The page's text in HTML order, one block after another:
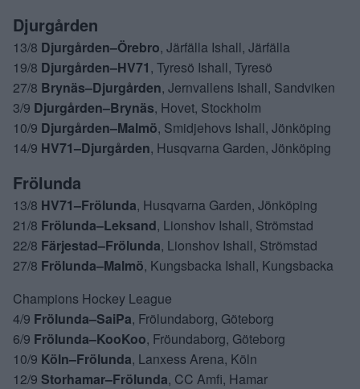
Djurgården
13/8 Djurgården–Örebro, Järfälla Ishall, Järfälla
19/8 Djurgården–HV71, Tyresö Ishall, Tyresö
27/8 Brynäs–Djurgården, Jernvallens Ishall, Sandviken
3/9 Djurgården–Brynäs, Hovet, Stockholm
10/9 Djurgården–Malmö, Smidjehovs Ishall, Jönköping
14/9 HV71–Djurgården, Husqvarna Garden, Jönköping
Frölunda
13/8 HV71–Frölunda, Husqvarna Garden, Jönköping
21/8 Frölunda–Leksand, Lionshov Ishall, Strömstad
22/8 Färjestad–Frölunda, Lionshov Ishall, Strömstad
27/8 Frölunda–Malmö, Kungsbacka Ishall, Kungsbacka
Champions Hockey League
4/9 Frölunda–SaiPa, Frölundaborg, Göteborg
6/9 Frölunda–KooKoo, Fröundaborg, Göteborg
10/9 Köln–Frölunda, Lanxess Arena, Köln
12/9 Storhamar–Frölunda, CC Amfi, Hamar